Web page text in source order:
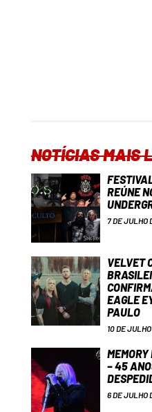
NOTÍCIAS MAIS
REÚNE
7 DE JULHO
VELVET
EAGLE
PAULO
10 DE
– 45
6 DE JULHO